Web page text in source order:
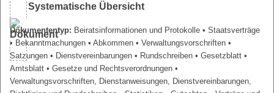
Systematische Übersicht
Dokumententyp: Beiratsinformationen und Protokolle • Staatsverträge
• Bekanntmachungen • Abkommen • Verwaltungsvorschriften •
Satzungen • Dienstvereinbarungen • Rundschreiben • Gesetzblatt •
Amtsblatt • Gesetze und Rechtsverordnungen •
Verwaltungsvorschriften, Dienstanweisungen, Dienstvereinbarungen,